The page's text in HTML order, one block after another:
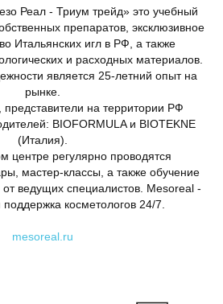
Реал - Триум трейд» это учебный
препаратов, эксклюзивное
Итальянских игл в РФ, а также
и расходных материалов.
является 25-летний опыт на
рынке.
на территории РФ
BIOFORMULA и BIOTEKNE
(Италия).
центре регулярно проводятся
мастер-классы, а также обучение
ведущих специалистов. Mesoreal -
поддержка косметологов 24/7.
mesoreal.ru